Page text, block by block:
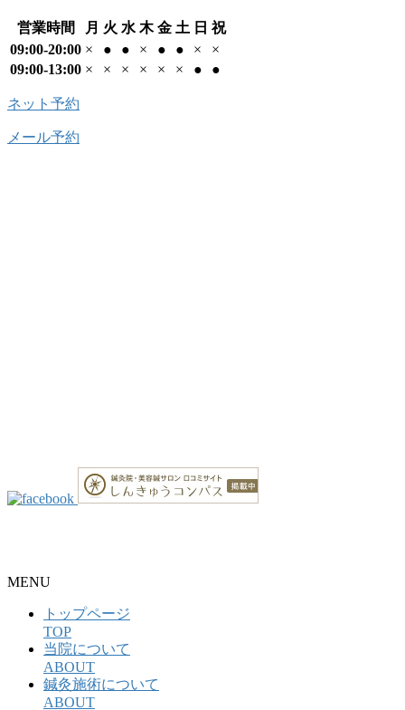
営業時間 月 火 水 木 金 土 日 祝
09:00-20:00 × ● ● × ● ● ×
×
09:00-13:00 × × × × × × ● ●
ネット予約
メール予約
MENU
トップページ
TOP
当院について
ABOUT
鍼灸施術について
ABOUT